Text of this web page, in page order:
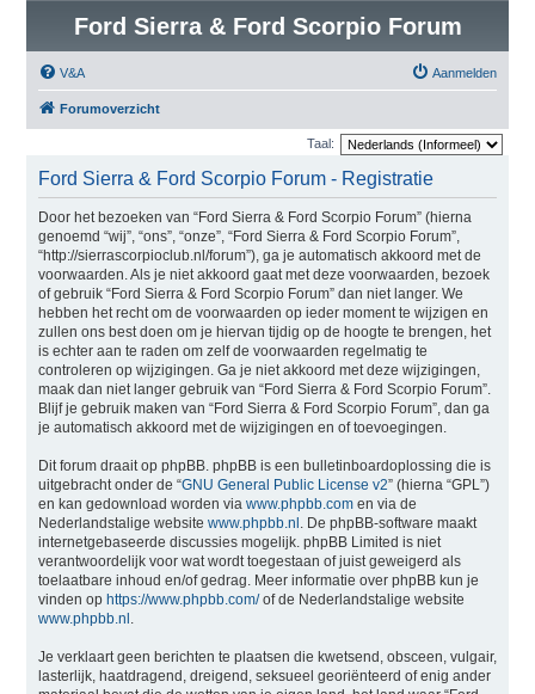
Ford Sierra & Ford Scorpio Forum
V&A Aanmelden
Forumoverzicht
Taal:
Ford Sierra & Ford Scorpio Forum - Registratie
Door het bezoeken van “Ford Sierra & Ford Scorpio Forum” (hierna
genoemd “wij”, “ons”, “onze”, “Ford Sierra & Ford Scorpio Forum”,
“http://sierrascorpioclub.nl/forum”), ga je automatisch akkoord met de
voorwaarden. Als je niet akkoord gaat met deze voorwaarden, bezoek
of gebruik “Ford Sierra & Ford Scorpio Forum” dan niet langer. We
hebben het recht om de voorwaarden op ieder moment te wijzigen en
zullen ons best doen om je hiervan tijdig op de hoogte te brengen, het
is echter aan te raden om zelf de voorwaarden regelmatig te
controleren op wijzigingen. Ga je niet akkoord met deze wijzigingen,
maak dan niet langer gebruik van “Ford Sierra & Ford Scorpio Forum”.
Blijf je gebruik maken van “Ford Sierra & Ford Scorpio Forum”, dan ga
je automatisch akkoord met de wijzigingen en of toevoegingen.
Dit forum draait op phpBB. phpBB is een bulletinboardoplossing die is
uitgebracht onder de “GNU General Public License v2” (hierna “GPL”)
en kan gedownload worden via www.phpbb.comen via de
Nederlandstalige website www.phpbb.nl . De phpBB-software maakt
internetgebaseerde discussies mogelijk. phpBB Limited is niet
verantwoordelijk voor wat wordt toegestaan of juist geweigerd als
toelaatbare inhoud en/of gedrag. Meer informatie over phpBB kun je
vinden op https://www.phpbb.com/of de Nederlandstalige website
www.phpbb.nl .
Je verklaart geen berichten te plaatsen die kwetsend, obsceen, vulgair,
lasterlijk, haatdragend, dreigend, seksueel georiënteerd of enig ander